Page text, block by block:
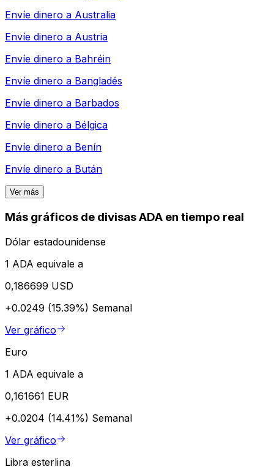
Envíe dinero a Australia
Envíe dinero a Austria
Envíe dinero a Bahréin
Envíe dinero a Bangladés
Envíe dinero a Barbados
Envíe dinero a Bélgica
Envíe dinero a Benín
Envíe dinero a Bután
Ver más
Más gráficos de divisas ADA en tiempo real
Dólar estadounidense
1 ADA equivale a
0,186699 USD
+0.0249 (15.39%) Semanal
Ver gráfico
Euro
1 ADA equivale a
0,161661 EUR
+0.0204 (14.41%) Semanal
Ver gráfico
Libra esterlina